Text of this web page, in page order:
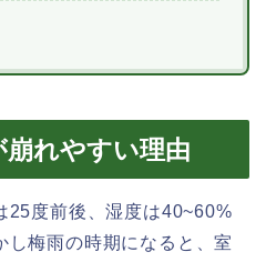
れやすい理由
25度前後、湿度は40~60%
し梅雨の時期になると、室